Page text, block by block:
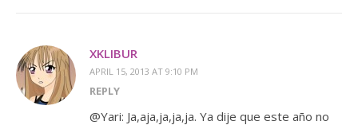
XKLIBUR
APRIL 15, 2013 AT 9:10 PM
REPLY
@Yari: Ja,aja,ja,ja,ja. Ya dije que este año no